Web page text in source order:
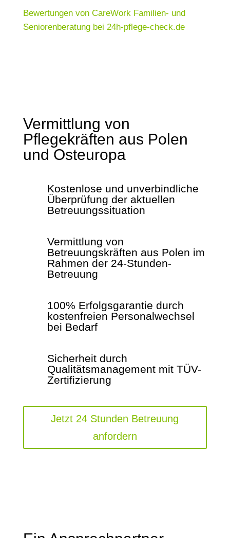
Bewertungen von CareWork Familien- und
Seniorenberatung bei 24h-pflege-check.de
Vermittlung von
Pflegekräften aus Polen
und Osteuropa
Kostenlose und unverbindliche
Überprüfung der aktuellen
Betreuungssituation
Vermittlung von
Betreuungskräften aus Polen im
Rahmen der 24-Stunden-
Betreuung
100% Erfolgsgarantie durch
kostenfreien Personalwechsel
bei Bedarf
Sicherheit durch
Qualitätsmanagement mit TÜV-
Zertifizierung
Jetzt 24 Stunden Betreuung
anfordern